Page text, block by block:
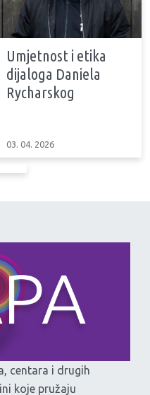
Umjetnost i etika
dijaloga Daniela
Rycharskog
03. 04. 2026
centara i drugih
koje pružaju